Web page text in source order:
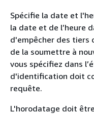
Spécifie la date et
la date et de l’heure
d'empêcher des
de la soumettre à
vous spécifiez dans
d'identification doit
requête.
L'horodatage doit